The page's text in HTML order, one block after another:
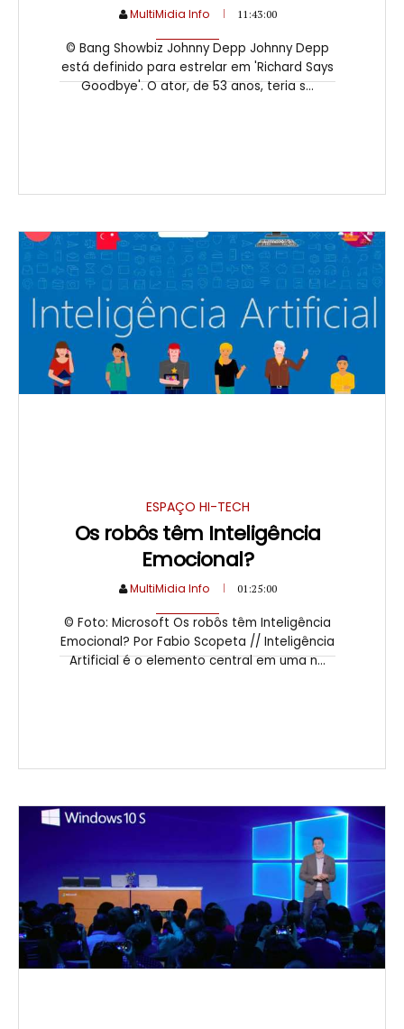
MultiMidia Info 11:43:00
© Bang Showbiz Johnny Depp Johnny Depp
está definido para estrelar em 'Richard Says
Goodbye'. O ator, de 53 anos, teria s...
ESPAÇO HI-TECH
Os robôs têm Inteligência
Emocional?
MultiMidia Info 01:25:00
© Foto: Microsoft Os robôs têm Inteligência
Emocional? Por Fabio Scopeta // Inteligência
Artificial é o elemento central em uma n...